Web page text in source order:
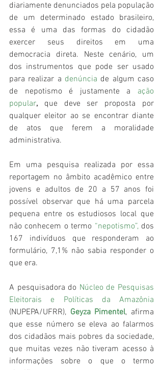
diariamente denunciados pela população
de um determinado estado brasileiro,
essa é uma das formas do cidadão
exercer seus direitos em uma
democracia direta. Neste cenário, um
dos instrumentos que pode ser usado
para realizar a denúncia de algum caso
de nepotismo é justamente a ação
popular, que deve ser proposta por
qualquer eleitor ao se encontrar diante
de atos que ferem a moralidade
administrativa.
Em uma pesquisa realizada por essa
reportagem no âmbito acadêmico entre
jovens e adultos de 20 a 57 anos foi
possível observar que há uma parcela
pequena entre os estudiosos local que
não conhecem o termo “nepotismo”, dos
167 indivíduos que responderam ao
formulário, 7,1% não sabia responder o
que era.
A pesquisadora do Núcleo de Pesquisas
Eleitorais e Políticas da Amazônia
(NUPEPA/UFRR), Geyza Pimentel, afirma
que esse número se eleva ao falarmos
dos cidadãos mais pobres da sociedade,
que muitas vezes não tiveram acesso à
informações sobre o que o termo